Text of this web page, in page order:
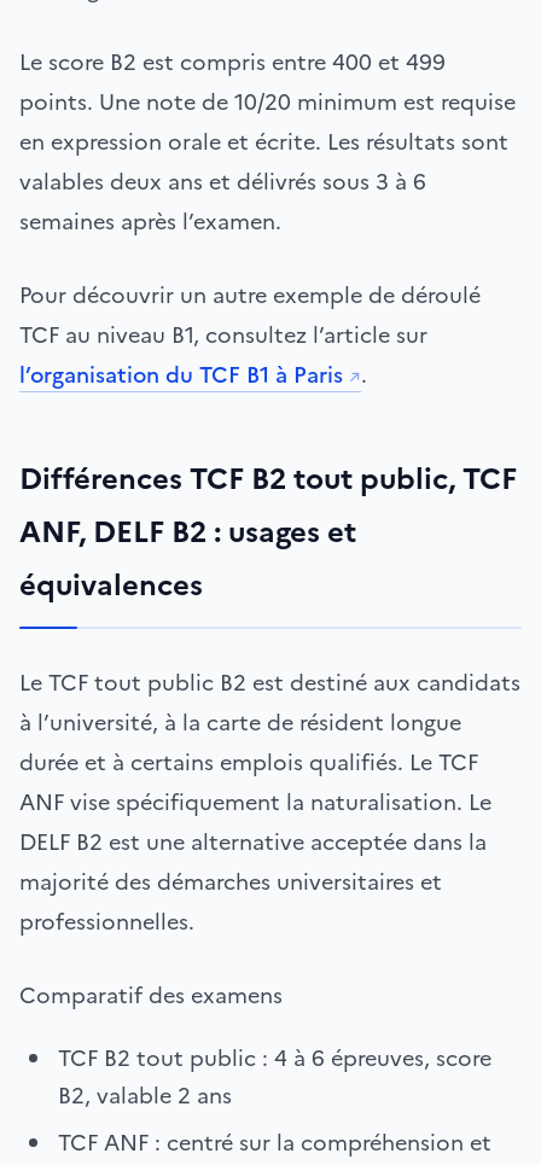
Le score B2 est compris entre 400 et 499
points. Une note de 10/20 minimum est requise
en expression orale et écrite. Les résultats sont
valables deux ans et délivrés sous 3 à 6
semaines après l’examen.
Pour découvrir un autre exemple de déroulé
TCF au niveau B1, consultez l’article sur
l’organisation du TCF B1 à Paris .
Différences TCF B2 tout public, TCF
ANF, DELF B2 : usages et
équivalences
Le TCF tout public B2 est destiné aux candidats
à l’université, à la carte de résident longue
durée et à certains emplois qualifiés. Le TCF
ANF vise spécifiquement la naturalisation. Le
DELF B2 est une alternative acceptée dans la
majorité des démarches universitaires et
professionnelles.
Comparatif des examens
TCF B2 tout public : 4 à 6 épreuves, score
B2, valable 2 ans
TCF ANF : centré sur la compréhension et